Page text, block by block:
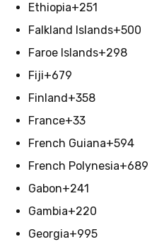
Ethiopia+251
Falkland Islands+500
Faroe Islands+298
Fiji+679
Finland+358
France+33
French Guiana+594
French Polynesia+689
Gabon+241
Gambia+220
Georgia+995